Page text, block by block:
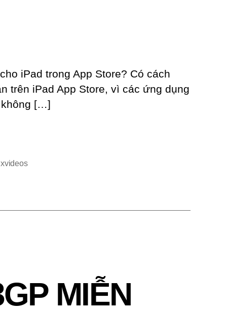
iPad trong App Store? Có cách
trên iPad App Store, vì các ứng dụng
không […]
xvideos
MIỄN